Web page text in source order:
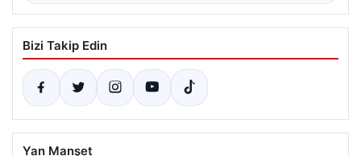
Bizi Takip Edin
Yan Manşet